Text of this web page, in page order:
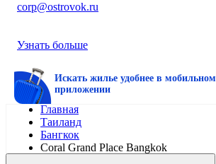
corp@ostrovok.ru
Узнать больше
Искать жилье удобнее в мобильном
приложении
Главная
Таиланд
Бангкок
Coral Grand Place Bangkok